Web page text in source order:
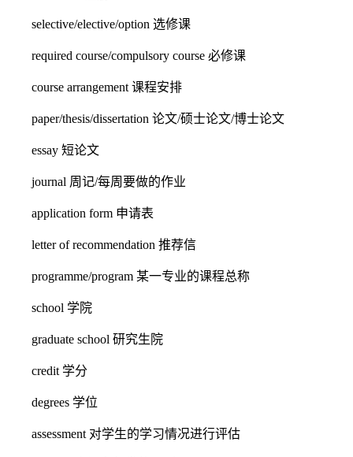
selective/elective/option 选修课
required course/compulsory course 必修课
course arrangement 课程安排
paper/thesis/dissertation 论文/硕士论文/博士论文
essay 短论文
journal 周记/每周要做的作业
application form 申请表
letter of recommendation 推荐信
programme/program 某一专业的课程总称
school 学院
graduate school 研究生院
credit 学分
degrees 学位
assessment 对学生的学习情况进行评估